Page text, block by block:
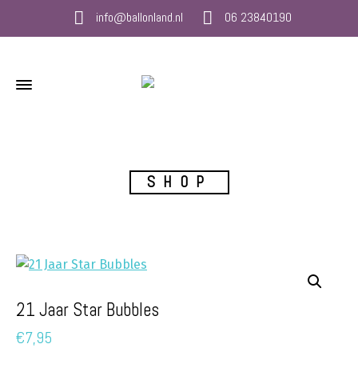
info@ballonland.nl 06 23840190
SHOP
21 Jaar Star Bubbles
€7,95